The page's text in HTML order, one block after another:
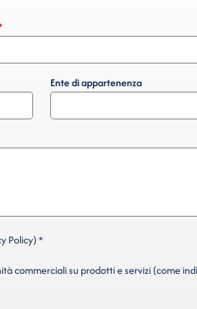
Ente di appartenenza
Policy) *
commerciali su prodotti e servizi (come